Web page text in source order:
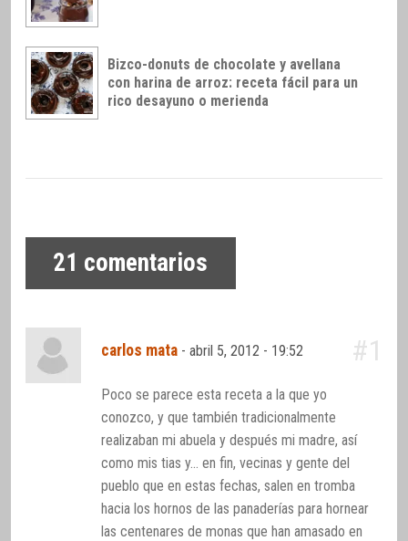
Bizco-donuts de chocolate y avellana
con harina de arroz: receta fácil para un
rico desayuno o merienda
21 comentarios
carlos mata -abril 5, 2012 - 19:52 #1
Poco se parece esta receta a la que yo
conozco, y que también tradicionalmente
realizaban mi abuela y después mi madre, así
como mis tias y… en fin, vecinas y gente del
pueblo que en estas fechas, salen en tromba
hacia los hornos de las panaderías para hornear
las centenares de monas que han amasado en